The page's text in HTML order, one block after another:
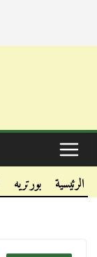
الرئيسية بورتريه